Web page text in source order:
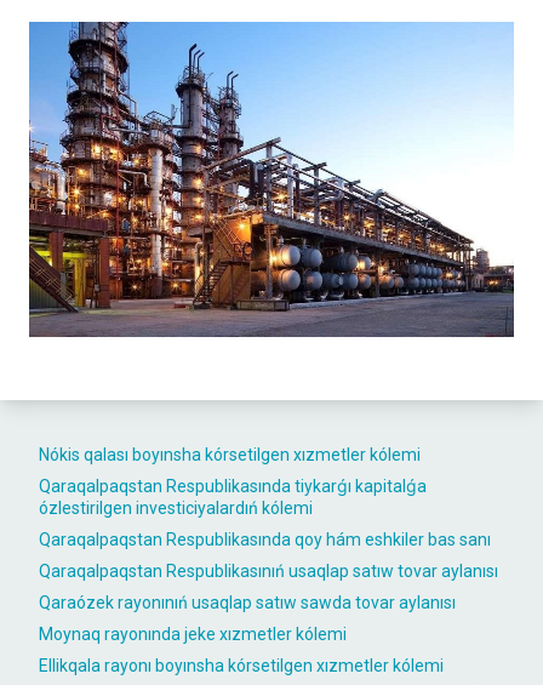
Nókis qalası boyınsha kórsetilgen xızmetler kólemi
Qaraqalpaqstan Respublikasında tiykarǵı kapitalǵa
ózlestirilgen investiciyalardıń kólemi
Qaraqalpaqstan Respublikasında qoy hám eshkiler bas sanı
Qaraqalpaqstan Respublikasınıń usaqlap satıw tovar aylanısı
Qaraózek rayonınıń usaqlap satıw sawda tovar aylanısı
Moynaq rayonında jeke xızmetler kólemi
Ellikqala rayonı boyınsha kórsetilgen xızmetler kólemi